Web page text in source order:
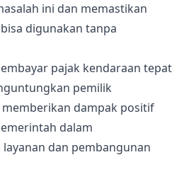
ini dan memastikan
digunakan tanpa
pajak kendaraan tepat
pemilik
dampak positif
dalam
dan pembangunan